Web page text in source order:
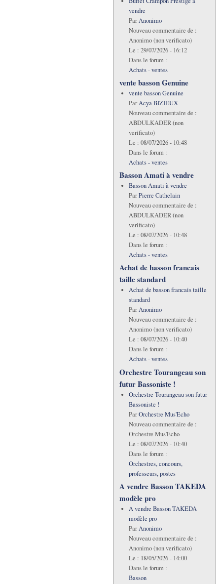
vendre
ParAnonimo
Nouveau commentaire de :
Anonimo (non verificato)
Le : 29/07/2026 - 16:12
Dans le forum :
Achats - ventes
vente basson Genuine
vente basson Genuine
ParAcya BIZIEUX
Nouveau commentaire de :
ABDULKADER (non
verificato)
Le : 08/07/2026 - 10:48
Dans le forum :
Achats - ventes
Basson Amati à vendre
Basson Amati à vendre
ParPierre Cathelain
Nouveau commentaire de :
ABDULKADER (non
verificato)
Le : 08/07/2026 - 10:48
Dans le forum :
Achats - ventes
Achat de basson francais
taille standard
Achat de basson francais taille
standard
ParAnonimo
Nouveau commentaire de :
Anonimo (non verificato)
Le : 08/07/2026 - 10:40
Dans le forum :
Achats - ventes
Orchestre Tourangeau son
futur Bassoniste !
Orchestre Tourangeau son futur
Bassoniste !
ParOrchestre Mus'Echo
Nouveau commentaire de :
Orchestre Mus'Echo
Le : 08/07/2026 - 10:40
Dans le forum :
Orchestres, concours,
professeurs, postes
A vendre Basson TAKEDA
modèle pro
A vendre Basson TAKEDA
modèle pro
ParAnonimo
Nouveau commentaire de :
Anonimo (non verificato)
Le : 18/05/2026 - 14:00
Dans le forum :
Basson